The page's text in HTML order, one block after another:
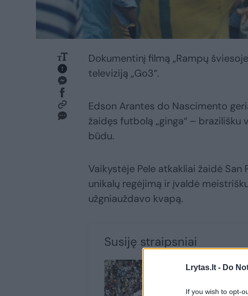
Lrytas.lt - Do
If you wish to opt-
Dokumentinį filmą „Rampų
televiziją „Go3“.
Edson Arantes do Nascimento
žaidęs futbolą „ginga“ –
būdu.
Vaikystėje Pele atkakliai žaidė
unikalų regėjimą ir įvaldė
užgniauždavo kvapą.
Susiję straipsniai